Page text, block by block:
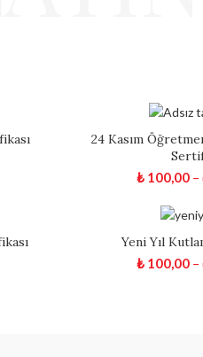
24 Kasım
₺100,00–
Yeni Yıl
₺100,00–